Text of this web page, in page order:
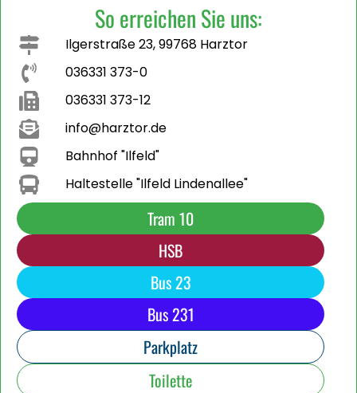
So erreichen Sie uns:
Ilgerstraße 23, 99768 Harztor
036331 373-0
036331 373-12
info@harztor.de
Bahnhof "Ilfeld"
Haltestelle "Ilfeld Lindenallee"
Tram 10
HSB
Bus 23
Bus 231
Parkplatz
Toilette